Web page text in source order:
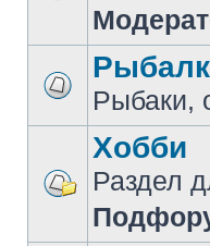
Рыбаки,
Хобби
Раздел